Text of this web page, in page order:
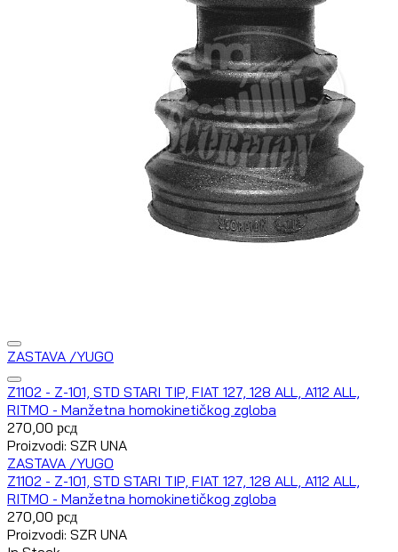
ZASTAVA /YUGO
Z1102 - Z-101, STD STARI TIP, FIAT 127, 128 ALL, A112 ALL,
RITMO - Manžetna homokinetičkog zgloba
270,00 рсд
Proizvodi: SZR UNA
ZASTAVA /YUGO
Z1102 - Z-101, STD STARI TIP, FIAT 127, 128 ALL, A112 ALL,
RITMO - Manžetna homokinetičkog zgloba
270,00 рсд
Proizvodi: SZR UNA